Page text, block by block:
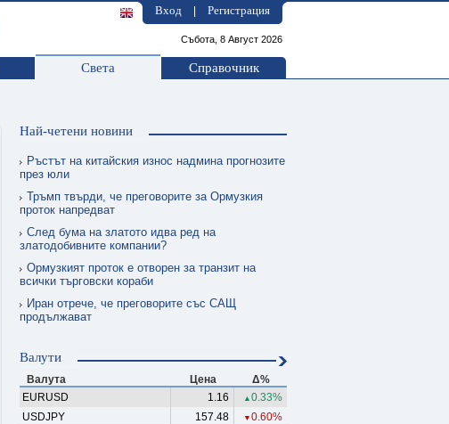
Вход Регистрация
Събота, 8 Август 2026
Света Справочник
Най-четени новини
Ръстът на китайския износ надмина прогнозите
през юли
Тръмп твърди, че преговорите за Ормузкия
проток напредват
След бума на златото идва ред на
златодобивните компании?
Ормузкият проток е отворен за транзит на
всички търговски кораби
Иран отрече, че преговорите със САЩ
продължават
Валути
Валута Цена
Δ%
EURUSD
1.16 ▲ 0.33%
USDJPY
157.48 ▼ 0.60%